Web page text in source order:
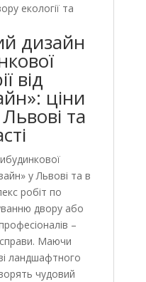
екології та
дизайн
від
ціни
та
у Львові та в
робіт по
двору або
–
справи. Маючи
ландшафтного
чудовий